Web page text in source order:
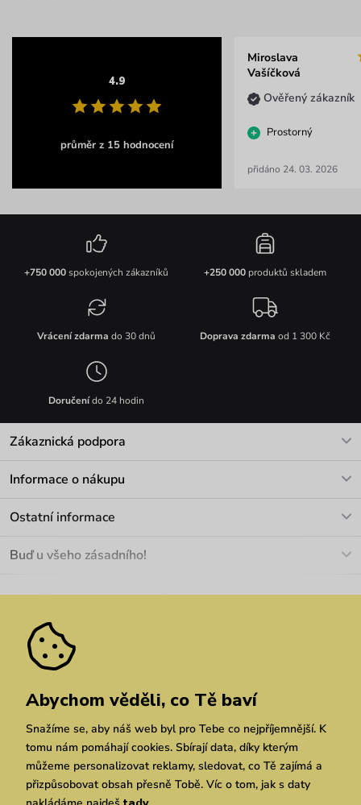
4.9
průměr z 15 hodnocení
Miroslava
Vašíčková
Ověřený zákazník
Prostorný
přidáno 24. 03. 2026
+750 000spokojených zákazníků +250 000produktů skladem
Vrácení zdarma do 30 dnů Doprava zdarma od 1 300 Kč
Doručenído 24 hodin
Zákaznická podpora
Informace o nákupu
Materiály a údržba
Pozáruční opravy
Ostatní informace
Velkoobchod
We Care
Dárkové poukazy
Vuchlook
Prodejny
Praha Brno Chrudim
Buď u všeho zásadního!
Zásady ochrany osobních údajů
Abychom věděli, co Tě baví
Snažíme se, aby náš web byl pro Tebe co nejpříjemnější. K
tomu nám pomáhají cookies. Sbírají data, díky kterým
můžeme personalizovat reklamy, sledovat, co Tě zajímá a
přizpůsobovat obsah přesně Tobě. Víc o tom, jak s daty